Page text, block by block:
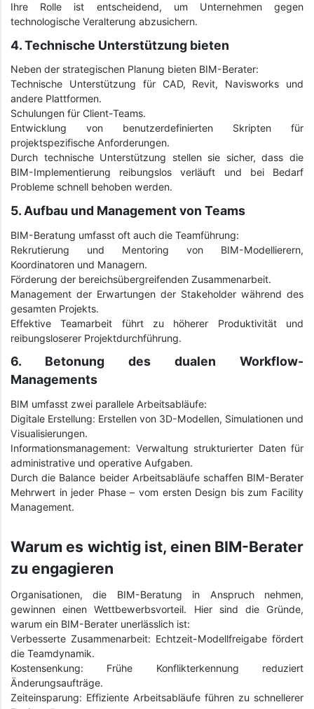
Ihre Rolle ist entscheidend, um Unternehmen gegen
technologische Veralterung abzusichern.
4. Technische Unterstützung bieten
Neben der strategischen Planung bieten BIM-Berater:
Technische Unterstützung für CAD, Revit, Navisworks und
andere Plattformen.
Schulungen für Client-Teams.
Entwicklung von benutzerdefinierten Skripten für
projektspezifische Anforderungen.
Durch technische Unterstützung stellen sie sicher, dass die
BIM-Implementierung reibungslos verläuft und bei Bedarf
Probleme schnell behoben werden.
5. Aufbau und Management von Teams
BIM-Beratung umfasst oft auch die Teamführung:
Rekrutierung und Mentoring von BIM-Modellierern,
Koordinatoren und Managern.
Förderung der bereichsübergreifenden Zusammenarbeit.
Management der Erwartungen der Stakeholder während des
gesamten Projekts.
Effektive Teamarbeit führt zu höherer Produktivität und
reibungsloserer Projektdurchführung.
6. Betonung des dualen Workflow-
Managements
BIM umfasst zwei parallele Arbeitsabläufe:
Digitale Erstellung: Erstellen von 3D-Modellen, Simulationen und
Visualisierungen.
Informationsmanagement: Verwaltung strukturierter Daten für
administrative und operative Aufgaben.
Durch die Balance beider Arbeitsabläufe schaffen BIM-Berater
Mehrwert in jeder Phase – vom ersten Design bis zum Facility
Management.
Warum es wichtig ist, einen BIM-Berater
zu engagieren
Organisationen, die BIM-Beratung in Anspruch nehmen,
gewinnen einen Wettbewerbsvorteil. Hier sind die Gründe,
warum ein BIM-Berater unerlässlich ist:
Verbesserte Zusammenarbeit: Echtzeit-Modellfreigabe fördert
die Teamdynamik.
Kostensenkung: Frühe Konflikterkennung reduziert
Änderungsaufträge.
Zeiteinsparung: Effiziente Arbeitsabläufe führen zu schnellerer